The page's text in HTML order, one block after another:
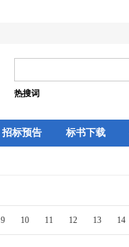
热搜词
招标预告 标书下载
9 10 11 12 13 14